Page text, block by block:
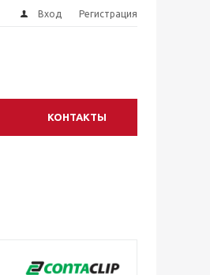
Вход Регистрация
КОНТАКТЫ